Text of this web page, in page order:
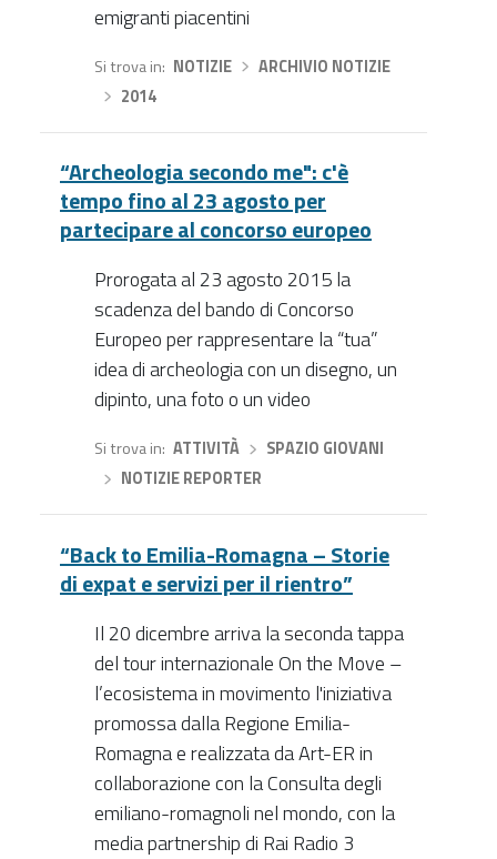
emigranti piacentini
Si trova in NOTIZIE›
ARCHIVIO NOTIZIE
2014
“Archeologia secondo me": c'è
tempo fino al 23 agosto per
partecipare al concorso europeo
Prorogata al 23 agosto 2015 la
scadenza del bando di Concorso
Europeo per rappresentare la “tua”
idea di archeologia con un disegno, un
dipinto, una foto o un video
Si trova in ATTIVITÀ›
SPAZIO GIOVANI
NOTIZIE REPORTER
“Back to Emilia-Romagna – Storie
di expat e servizi per il rientro”
Il 20 dicembre arriva la seconda tappa
del tour internazionale On the Move –
l’ecosistema in movimento l'iniziativa
promossa dalla Regione Emilia-
Romagna e realizzata da Art-ER in
collaborazione con la Consulta degli
emiliano-romagnoli nel mondo, con la
media partnership di Rai Radio 3